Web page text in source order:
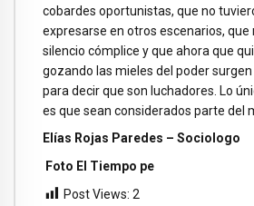
cobardes oportunistas, que no
expresarse en otros escenarios,
silencio cómplice y que ahora que
gozando las mieles del poder
para decir que son luchadores. Lo
es que sean considerados parte del
Elías Rojas Paredes – Sociologo
Foto El Tiempo pe
Post Views: 2